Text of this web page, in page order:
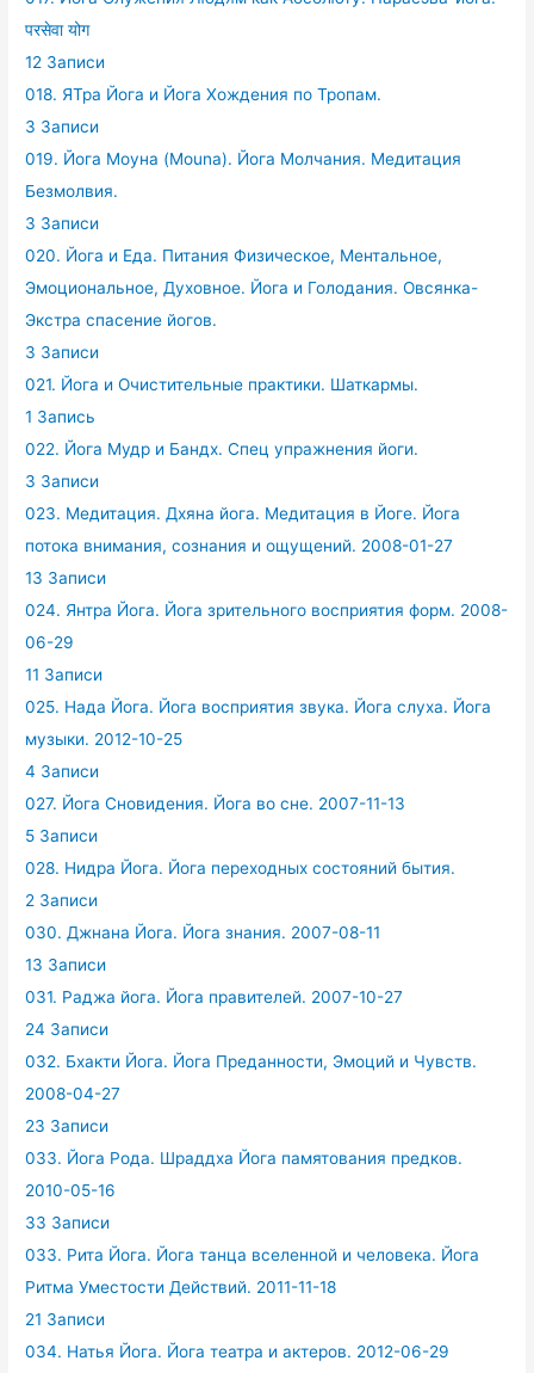
परसेवा योग
12 Записи
018. ЯТра Йога и Йога Хождения по Тропам.
3 Записи
019. Йога Моуна (Mouna). Йога Молчания. Медитация
Безмолвия.
3 Записи
020. Йога и Еда. Питания Физическое, Ментальное,
Эмоциональное, Духовное. Йога и Голодания. Овсянка-
Экстра спасение йогов.
3 Записи
021. Йога и Очистительные практики. Шаткармы.
1 Запись
022. Йога Мудр и Бандх. Спец упражнения йоги.
3 Записи
023. Медитация. Дхяна йога. Медитация в Йоге. Йога
потока внимания, сознания и ощущений. 2008-01-27
13 Записи
024. Янтра Йога. Йога зрительного восприятия форм. 2008-
06-29
11 Записи
025. Нада Йога. Йога восприятия звука. Йога слуха. Йога
музыки. 2012-10-25
4 Записи
027. Йога Сновидения. Йога во сне. 2007-11-13
5 Записи
028. Нидра Йога. Йога переходных состояний бытия.
2 Записи
030. Джнана Йога. Йога знания. 2007-08-11
13 Записи
031. Раджа йога. Йога правителей. 2007-10-27
24 Записи
032. Бхакти Йога. Йога Преданности, Эмоций и Чувств.
2008-04-27
23 Записи
033. Йога Рода. Шраддха Йога памятования предков.
2010-05-16
33 Записи
033. Рита Йога. Йога танца вселенной и человека. Йога
Ритма Уместости Действий. 2011-11-18
21 Записи
034. Натья Йога. Йога театра и актеров. 2012-06-29